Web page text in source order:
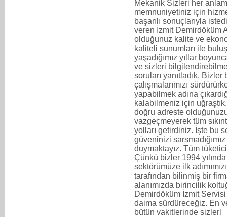
Mekanik Sizleri her
memnuniyetiniz için
başarılı sonuçlarıyla
veren İzmit Demirdöküm
olduğunuz kalite ve
kaliteli sunumları ile
yaşadığımız yıllar
ve sizleri
soruları yanıtladık.
çalışmalarımızı
yapabilmek adına
kalabilmeniz için
doğru adreste
vazgeçmeyerek tüm
yolları getirdiniz. İşte bu
güveninizi
duymaktayız. Tüm
Çünkü bizler 1994
sektörümüze ilk
tarafından bilinmiş bir
alanımızda birincilik
Demirdöküm İzmit
daima sürdüreceğiz. En
bütün vakitlerinde sizlerl